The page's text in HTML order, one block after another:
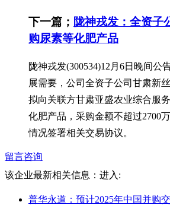
下一篇； 陇神戎发：全资子
购尿素等化肥产品
陇神戎发(300534)12月6日晚间公
展需要，公司全资子公司甘肃新
拟向关联方甘肃亚盛农业综合服
化肥产品，采购金额不超过2700
情况签署相关交易协议。
留言咨询
该企业最新相关信息： 进入:
普华永道：预计2025年中国并购